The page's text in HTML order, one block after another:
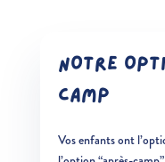
NOTRE
CAMP
Vos enfants ont